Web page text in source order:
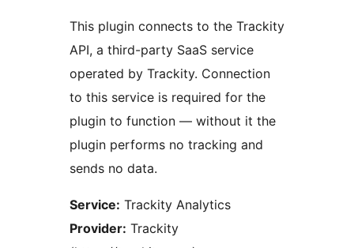
This plugin connects to the Trackity
API, a third-party SaaS service
operated by Trackity. Connection
to this service is required for the
plugin to function — without it the
plugin performs no tracking and
sends no data.
Service: Trackity Analytics
Provider: Trackity